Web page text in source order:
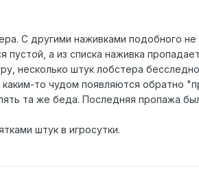
С другими наживками подобного не
а из списка наживка
несколько штук лобстера
то чудом появляются обратно
та же беда. Последняя пропажа
штук в игросутки.